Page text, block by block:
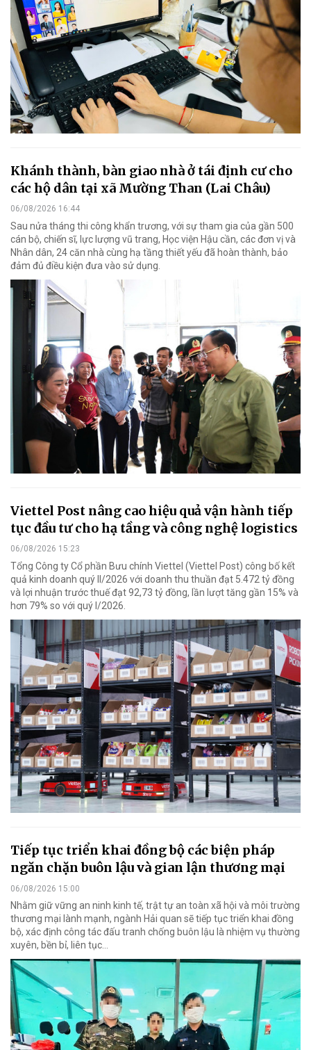
Khánh thành, bàn giao nhà ở tái định cư cho
các hộ dân tại xã Mường Than (Lai Châu)
06/08/2026 16:44
Sau nửa tháng thi công khẩn trương, với sự tham gia của gần 500
cán bộ, chiến sĩ, lực lượng vũ trang, Học viện Hậu cần, các đơn vị và
Nhân dân, 24 căn nhà cùng hạ tầng thiết yếu đã hoàn thành, bảo
đảm đủ điều kiện đưa vào sử dụng.
Viettel Post nâng cao hiệu quả vận hành tiếp
tục đầu tư cho hạ tầng và công nghệ logistics
06/08/2026 15:23
Tổng Công ty Cổ phần Bưu chính Viettel (Viettel Post) công bố kết
quả kinh doanh quý II/2026 với doanh thu thuần đạt 5.472 tỷ đồng
và lợi nhuận trước thuế đạt 92,73 tỷ đồng, lần lượt tăng gần 15% và
hơn 79% so với quý I/2026.
Tiếp tục triển khai đồng bộ các biện pháp
ngăn chặn buôn lậu và gian lận thương mại
06/08/2026 15:00
Nhằm giữ vững an ninh kinh tế, trật tự an toàn xã hội và môi trường
thương mại lành mạnh, ngành Hải quan sẽ tiếp tục triển khai đồng
bộ, xác định công tác đấu tranh chống buôn lậu là nhiệm vụ thường
xuyên, bền bỉ, liên tục…